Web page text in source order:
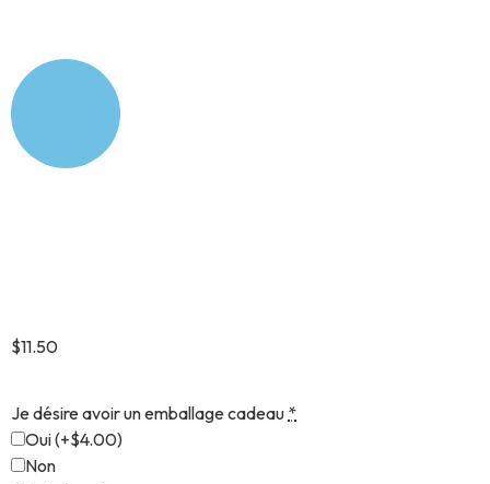
$11.50
Je désire avoir un emballage cadeau *
Oui(+$4.00)
Non